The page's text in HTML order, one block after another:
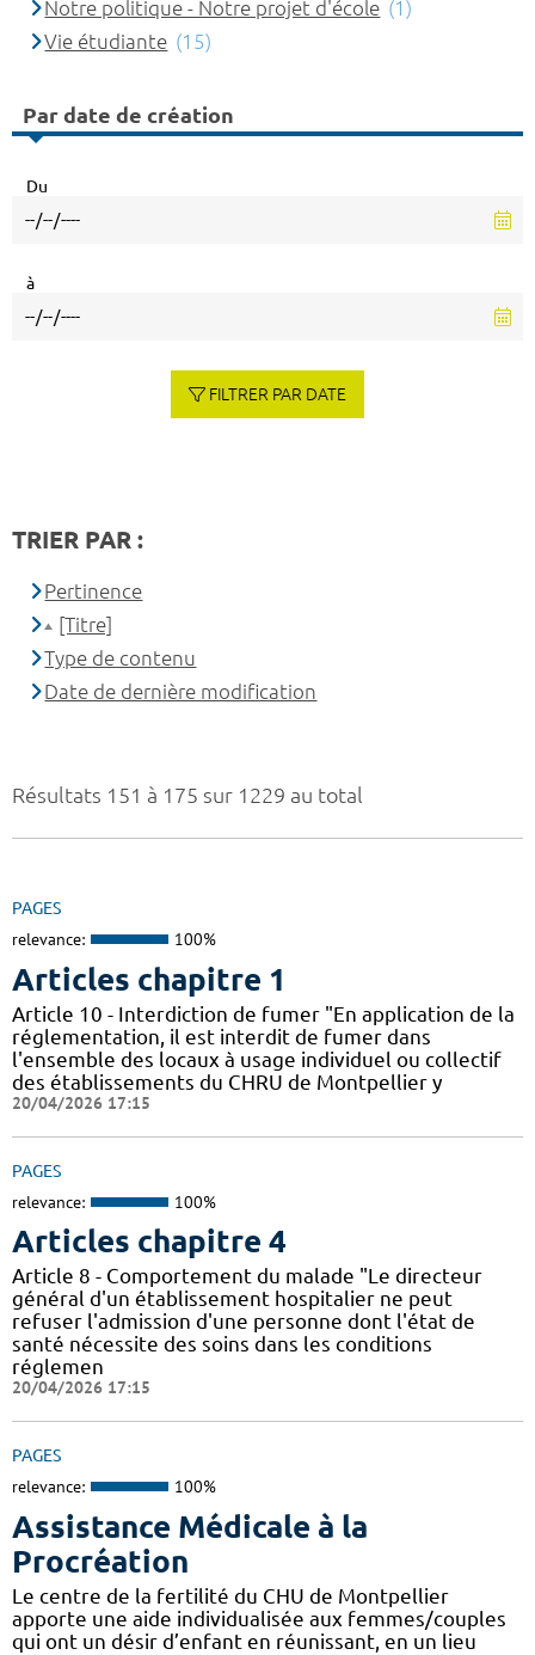
Résultats 151 à 175 sur 1229 au total
PAGES
relevance: 100%
Articles chapitre 1
Article 10 - Interdiction de fumer "En application de la
réglementation, il est interdit de fumer dans
l'ensemble des locaux à usage individuel ou collectif
des établissements du CHRU de Montpellier y
20/04/2026 17:15
PAGES
relevance: 100%
Articles chapitre 4
Article 8 - Comportement du malade "Le directeur
général d'un établissement hospitalier ne peut
refuser l'admission d'une personne dont l'état de
santé nécessite des soins dans les conditions
réglemen
20/04/2026 17:15
PAGES
relevance: 100%
Assistance Médicale à la
Procréation
Le centre de la fertilité du CHU de Montpellier
apporte une aide individualisée aux femmes/couples
qui ont un désir d’enfant en réunissant, en un lieu
Notre politique - Notre projet d'école (1)
Vie étudiante (15)
Par date de création
Du
à
FILTRER PAR DATE
TRIER PAR :
Pertinence
[Titre]
Type de contenu
Date de dernière modification